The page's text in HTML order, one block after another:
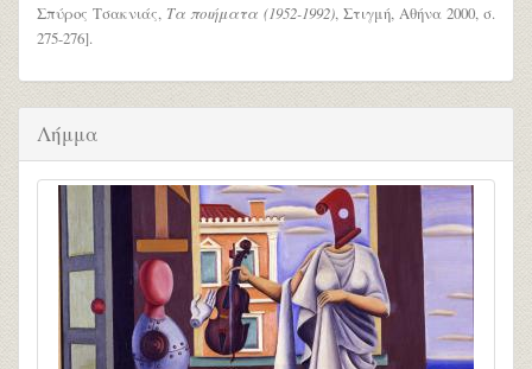
Σπύρος Τσακνιάς, Τα ποιήματα (1952-1992), Στιγμή, Αθήνα 2000, σ.
275-276].
Λήμμα